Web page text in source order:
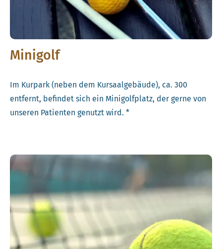
Minigolf
Im Kurpark (neben dem Kursaalgebäude), ca. 300
entfernt, befindet sich ein Minigolfplatz, der gerne von
unseren Patienten genutzt wird. *